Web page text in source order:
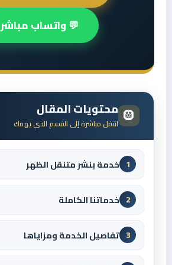
💬 واتساب مباشر
🛞 محتويات المقال
انتقل مباشرة إلى القسم الذي يهمك
1 خدمة بنشر متنقل الظهر
2 خدماتنا الكاملة
3 تفاصيل الخدمة ومزاياها